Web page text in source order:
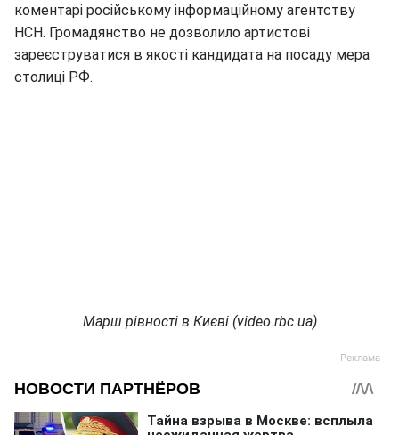
коментарі російському інформаційному агентству
НСН. Громадянство не дозволило артистові
зареєструватися в якості кандидата на посаду мера
столиці РФ.
Марш рівності в Києві (video.rbc.ua)